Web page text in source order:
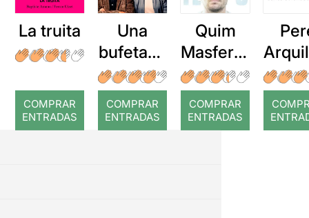
La truita
COMPRAR
ENTRADAS
Una
bufetada
a temps
COMPRAR
ENTRADAS
Quim
Masferre
r: Temps
COMPRAR
ENTRADAS
: